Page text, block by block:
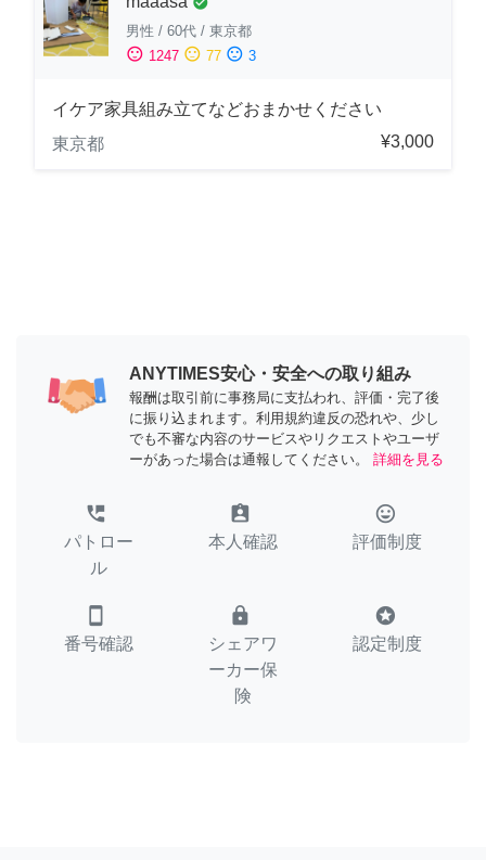
男性 / 60代 / 東京都
sentiment_satisfied 1247 sentiment_neutral 77 sentiment_dissatisfied 3
イケア家具組み立てなどおまかせください
東京都
¥3,000
ANYTIMES安心・安全への取り組み
報酬は取引前に事務局に支払われ、評価・完了後
に振り込まれます。利用規約違反の恐れや、少し
でも不審な内容のサービスやリクエストやユーザ
ーがあった場合は通報してください。
詳細を見る
perm_phone_msg
パトロー
ル
assignment_ind
本人確認
tag_faces
評価制度
smartphone
番号確認
lock
シェアワ
ーカー保
険
stars
認定制度